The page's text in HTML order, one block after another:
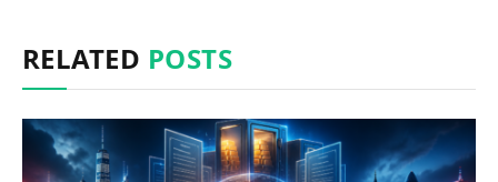
RELATED POSTS